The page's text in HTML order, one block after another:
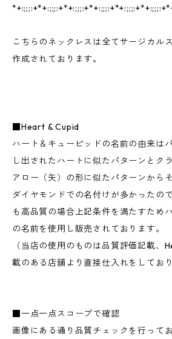
こちらのネックレスは全てサージカル
作成されております。
■Heart & Cupid
ハート＆キューピッドの名前の由来は
し出されたハートに似たパターンとク
アロー（矢）の形に似たパターンから
ダイヤモンドでの名付けが多かったの
も高品質の場合上記条件を満たすため
の名前を使用し販売されております。
（当店の使用のものは品質評価記載、
載のある店舗より直接仕入れをしており
■一点一点スコープで確認
画像にある通り品質チェックを行ってお